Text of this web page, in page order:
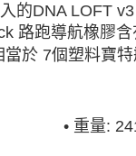
的DNA LOFT
路跑導航橡膠
當於 7個塑料寶
• 重量: